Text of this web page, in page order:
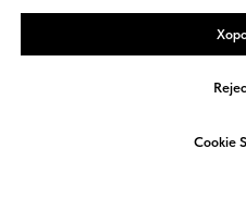
горизонтальных
компактном боксе,
шириной 16 и 25 мм.,
Cookie